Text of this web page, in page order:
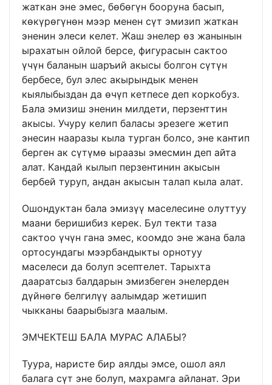
жаткан эне эмес, бөбөгүн бооруна басып,
көкүрөгүнөн мээр менен сүт эмизип жаткан
эненин элеси келет. Жаш энелер өз жанынын
ырахатын ойлой берсе, фигурасын сактоо
үчүн баланын шаръий акысы болгон сүтүн
бербесе, бул элес акырындык менен
кыялыбыздан да өчүп кетпесе деп коркобуз.
Бала эмизиш эненин милдети, перзенттин
акысы. Учуру келип баласы эрезеге жетип
энесин нааразы кыла турган болсо, эне кантип
берген ак сүтүмө ыраазы эмесмин деп айта
алат. Кандай кылып перзентинин акысын
бербей туруп, андан акысын талап кыла алат.
Ошондуктан бала эмизүү маселесине олуттуу
маани беришибиз керек. Бул текти таза
сактоо үчүн гана эмес, коомдо эне жана бала
ортосундагы мээрбандыкты орнотуу
маселеси да болуп эсептелет. Тарыхта
дааратсыз балдарын эмизбеген энелерден
дүйнөгө белгилүү аалымдар жетишип
чыкканы баарыбызга маалым.
ЭМЧЕКТЕШ БАЛА МУРАС АЛАБЫ?
Туура, наристе бир аялды эмсе, ошол аял
балага сүт эне болуп, махрамга айланат. Эри